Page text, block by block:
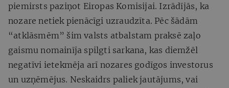
piemirsts paziņot Eiropas Komisijai. Izrādījās, ka
nozare netiek pienācīgi uzraudzīta. Pēc šādām
“atklāsmēm” šim valsts atbalstam praksē zaļo
gaismu nomainīja spilgti sarkana, kas diemžēl
negatīvi ietekmēja arī nozares godīgos investorus
un uzņēmējus. Neskaidrs paliek jautājums, vai